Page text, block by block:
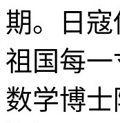
期。日
祖国每
数学博